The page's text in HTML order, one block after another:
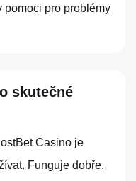
pomoci pro problémy
skutečné
Casino je
Funguje dobře.